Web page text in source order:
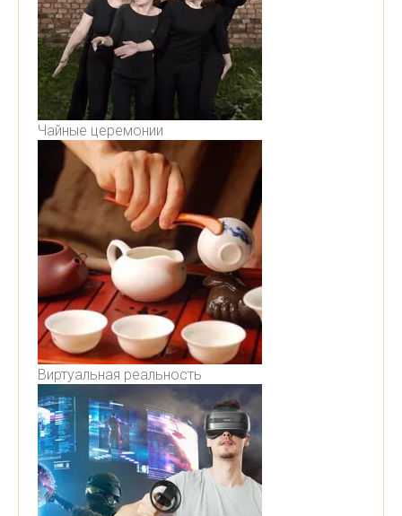
Чайные церемонии
Виртуальная реальность